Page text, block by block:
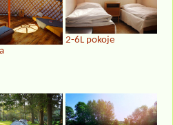
2-6L pokoje